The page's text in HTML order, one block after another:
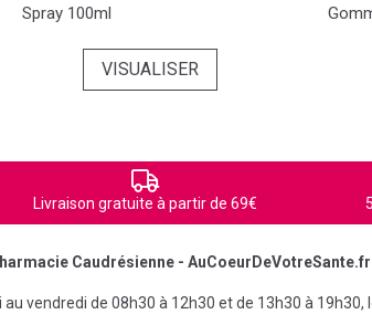
Spray 100ml
VISUALISER
Livraison gratuite à partir de 69€
Caudrésienne -
au vendredi de 08h30 à 12h30 et de 13h30 à